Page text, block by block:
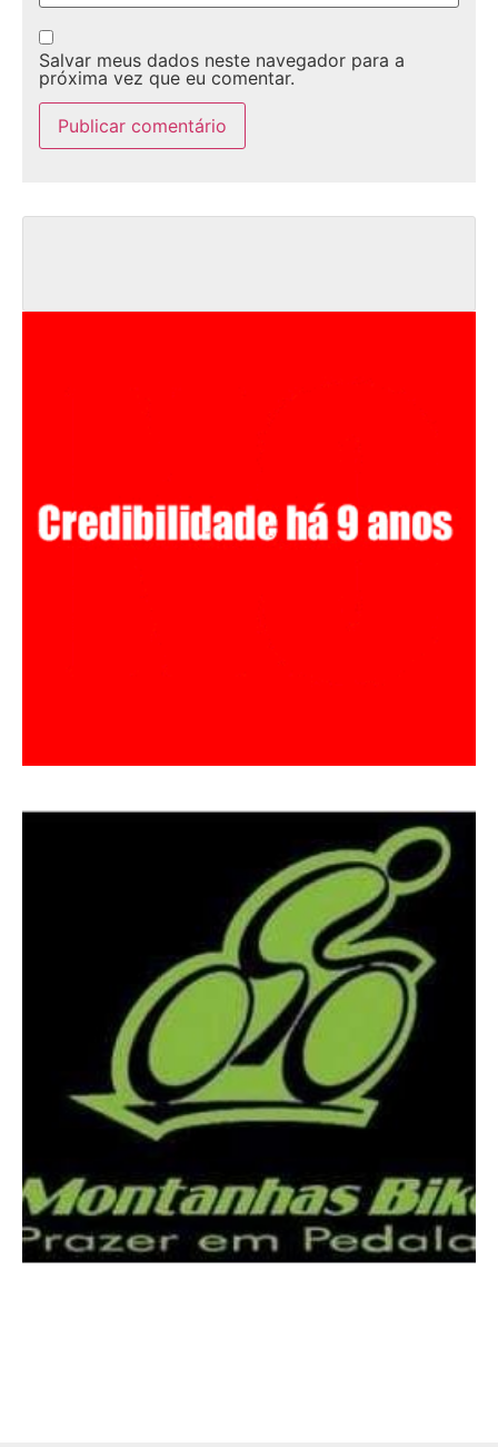
Salvar meus dados neste navegador para a
próxima vez que eu comentar.